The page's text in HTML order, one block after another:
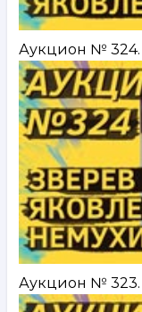
Аукцион № 324.
Аукцион № 323.